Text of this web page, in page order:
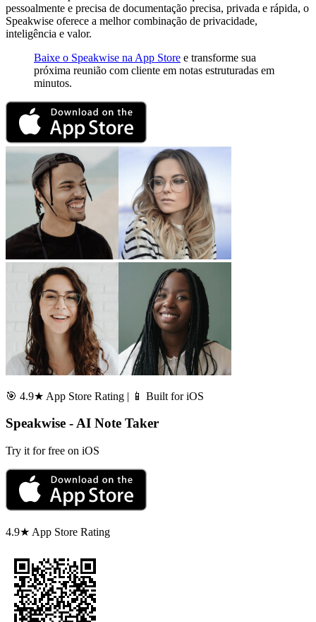
pessoalmente e precisa de documentação precisa, privada e rápida, o
Speakwise oferece a melhor combinação de privacidade,
inteligência e valor.
Baixe o Speakwise na App Store e transforme sua
próxima reunião com cliente em notas estruturadas em
minutos.
🎯 4.9★ App Store Rating | 📱 Built for iOS
Speakwise - AI Note Taker
Try it for free on iOS
4.9★ App Store Rating